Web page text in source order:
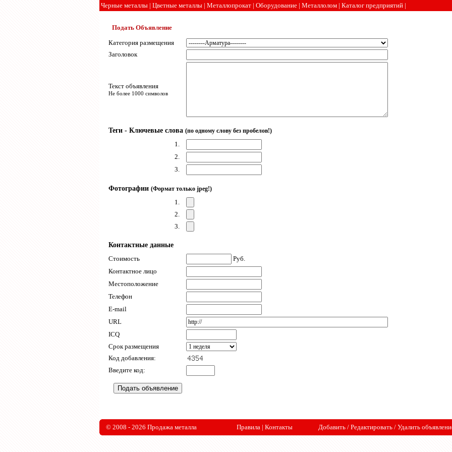
Черные металлы | Цветные металлы | Металлопрокат | Оборудование | Металлолом | Каталог предприятий |
Подать Объявление
Категория размещения
Заголовок
Текст объявления
Не более 1000 символов
Теги - Ключевые слова (по одному слову без пробелов!)
1.
2.
3.
Фотографии (Формат только jpeg!)
1.
2.
3.
Контактные данные
Стоимость
Руб.
Контактное лицо
Местоположение
Телефон
E-mail
URL
ICQ
Срок размещения
Код добавления:
Введите код:
© 2008 - 2026 Продажа металла Правила | Контакты Добавить / Редактировать / Удалить